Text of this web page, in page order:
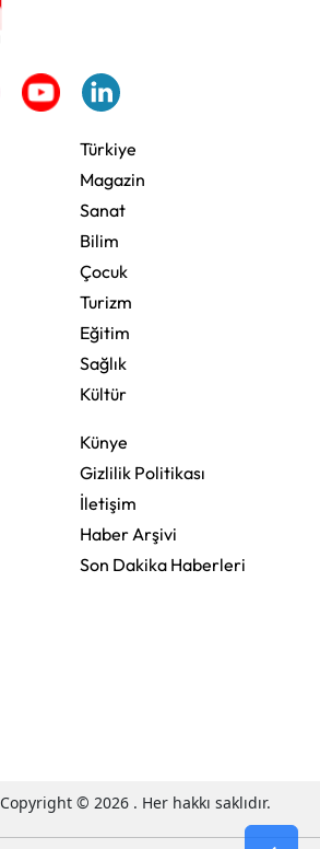
Türkiye
Magazin
Sanat
Bilim
Çocuk
Turizm
Eğitim
Sağlık
Kültür
Künye
Gizlilik Politikası
İletişim
Haber Arşivi
Son Dakika Haberleri
Copyright © 2026 . Her hakkı saklıdır.